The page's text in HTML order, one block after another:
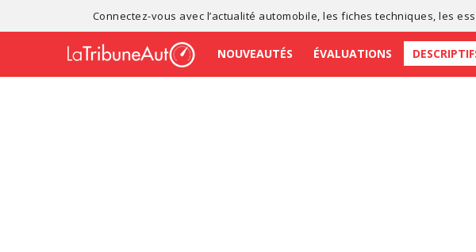
Connectez-vous avec l’actualité automobile , lesfiches techniques , les
NOUVEAUTÉS ÉVALUATIONS